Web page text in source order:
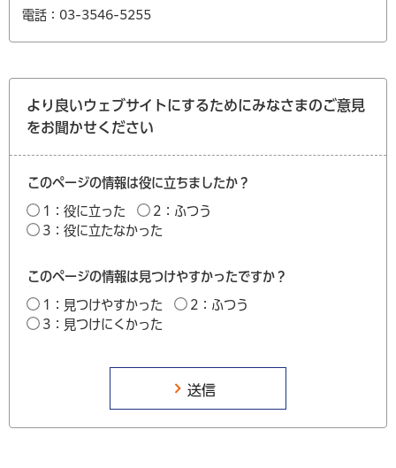
電話：03-3546-5255
より良いウェブサイトにするためにみなさまのご意見
をお聞かせください
このページの情報は役に立ちましたか？
1：役に立った
2：ふつう
3：役に立たなかった
このページの情報は見つけやすかったですか？
1：見つけやすかった
2：ふつう
3：見つけにくかった